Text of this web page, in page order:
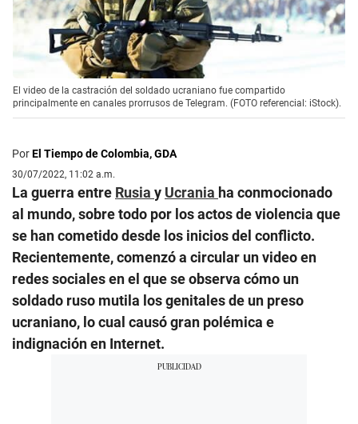
El video de la castración del soldado ucraniano fue compartido
principalmente en canales prorrusos de Telegram. (FOTO referencial: iStock).
PorEl Tiempo de Colombia, GDA
30/07/2022, 11:02 a.m.
La guerra entre Rusia y Ucrania ha conmocionado
al mundo, sobre todo por los actos de violencia que
se han cometido desde los inicios del conflicto.
Recientemente, comenzó a circular un video en
redes sociales en el que se observa cómo un
soldado ruso mutila los genitales de un preso
ucraniano, lo cual causó gran polémica e
indignación en Internet.